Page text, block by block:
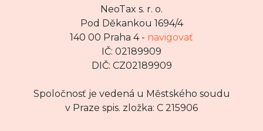
NeoTax s. r. o.
Pod Děkankou 1694/4
140 00 Praha 4 - navigovať
IČ: 02189909
DIČ: CZ02189909
Spoločnosť je vedená u Městského soudu
v Praze spis. zložka: C 215906